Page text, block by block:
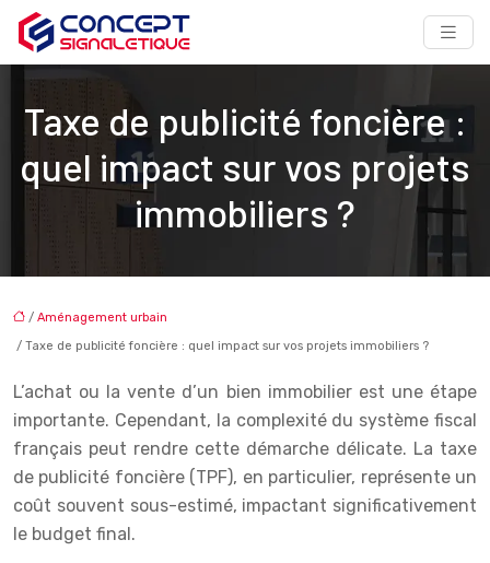
Taxe de publicité foncière :
quel impact sur vos projets
immobiliers ?
/ Aménagement urbain
/ Taxe de publicité foncière : quel impact sur vos projets immobiliers ?
L’achat ou la vente d’un bien immobilier est une étape
importante. Cependant, la complexité du système fiscal
français peut rendre cette démarche délicate. La taxe
de publicité foncière (TPF), en particulier, représente un
coût souvent sous-estimé, impactant significativement
le budget final.